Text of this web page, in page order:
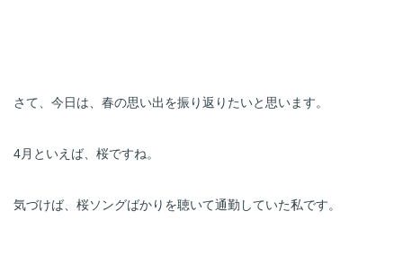
さて、今日は、春の思い出を振り返りたいと思います。
4月といえば、桜ですね。
気づけば、桜ソングばかりを聴いて通勤していた私です。